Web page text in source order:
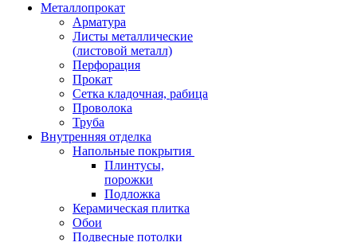
Металлопрокат
Арматура
Листы металлические
(листовой металл)
Перфорация
Прокат
Сетка кладочная, рабица
Проволока
Труба
Внутренняя отделка
Напольные покрытия
Плинтусы,
порожки
Подложка
Керамическая плитка
Обои
Подвесные потолки